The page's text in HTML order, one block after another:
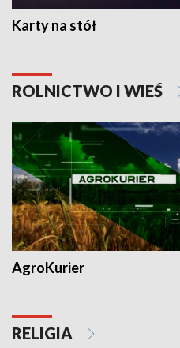
Karty na stół
ROLNICTWO I WIEŚ
AgroKurier
RELIGIA